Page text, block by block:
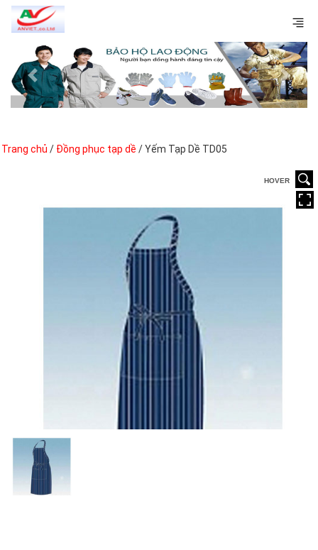
Previous Next
Trang chủ / Đồng phục tạp dề / Yếm Tạp Dề TD05
HOVER